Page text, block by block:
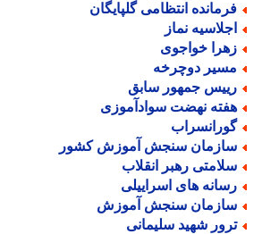
انتظامی گلپایگان
نماز
خواجوی
دوچرخه
جمهور سابق
نهضت سوادآموزی
سنجش آموزش کشور
رهبر انقلاب
های اسراییلی
سنجش آموزش
شهید سلیمانی